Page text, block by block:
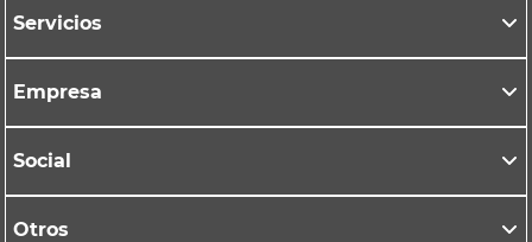
Servicios
Empresa
Social
Otros